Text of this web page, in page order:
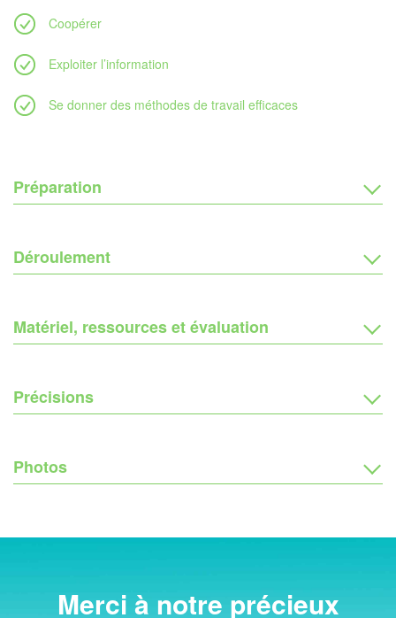
Coopérer
Exploiter l’information
Se donner des méthodes de travail efficaces
Préparation
Déroulement
Matériel, ressources et évaluation
Précisions
Photos
Merci à notre précieux